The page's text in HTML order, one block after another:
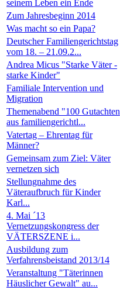
seinem Leben ein Ende
Zum Jahresbeginn 2014
Was macht so ein Papa?
Deutscher Familiengerichtstag
vom 18. – 21.09.2...
Andrea Micus "Starke Väter -
starke Kinder"
Familiale Intervention und
Migration
Themenabend "100 Gutachten
aus familiengerichtl...
Vatertag – Ehrentag für
Männer?
Gemeinsam zum Ziel: Väter
vernetzen sich
Stellungnahme des
Väteraufbruch für Kinder
Karl...
4. Mai ´13
Vernetzungskongress der
VÄTERSZENE i...
Ausbildung zum
Verfahrensbeistand 2013/14
Veranstaltung "Täterinnen
Häuslicher Gewalt" au...